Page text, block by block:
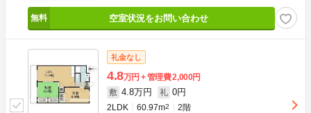
空室状況をお問い合わせ
礼金なし
4.8万円 管理費2,000円
敷 4.8万円 礼 0円
2LDK 60.97m2 2階